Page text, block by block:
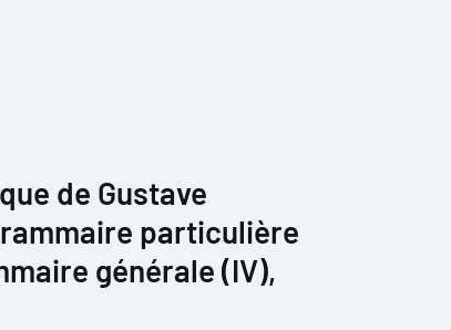
de Gustave
particulière
générale (IV),